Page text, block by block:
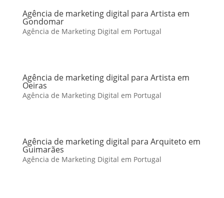
Agência de marketing digital para Artista em
Gondomar
Agência de Marketing Digital em Portugal
Agência de marketing digital para Artista em
Oeiras
Agência de Marketing Digital em Portugal
Agência de marketing digital para Arquiteto em
Guimarães
Agência de Marketing Digital em Portugal